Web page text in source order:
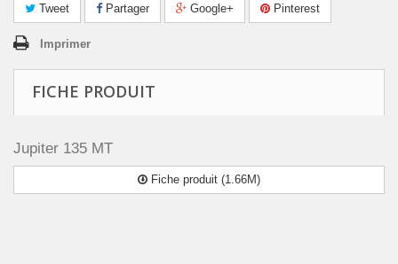
Tweet Partager Google+ Pinterest
Imprimer
FICHE PRODUIT
Jupiter 135 MT
Fiche produit (1.66M)